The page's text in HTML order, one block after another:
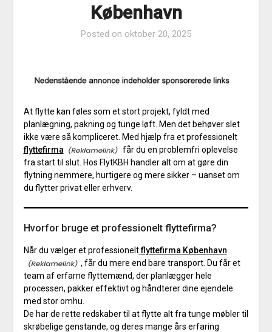
København
Posted on oktober 20, 2025
At flytte kan føles som et stort projekt, fyldt med
planlægning, pakning og tunge løft. Men det behøver slet
ikke være så kompliceret. Med hjælp fra et professionelt
flyttefirma
får du en problemfri oplevelse
fra start til slut. Hos FlytKBH handler alt om at gøre din
flytning nemmere, hurtigere og mere sikker – uanset om
du flytter privat eller erhverv.
Hvorfor bruge et professionelt flyttefirma?
Når du vælger et professioneltflyttefirma København
, får du mere end bare transport. Du får et
team af erfarne flyttemænd, der planlægger hele
processen, pakker effektivt og håndterer dine ejendele
med stor omhu.
De har de rette redskaber til at flytte alt fra tunge møbler til
skrøbelige genstande, og deres mange års erfaring